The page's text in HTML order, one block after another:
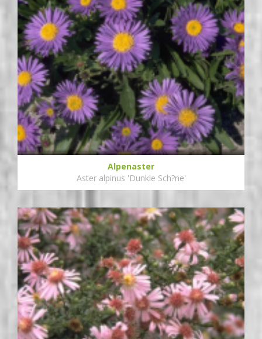
Alpenaster
Aster alpinus 'Dunkle Sch?ne'